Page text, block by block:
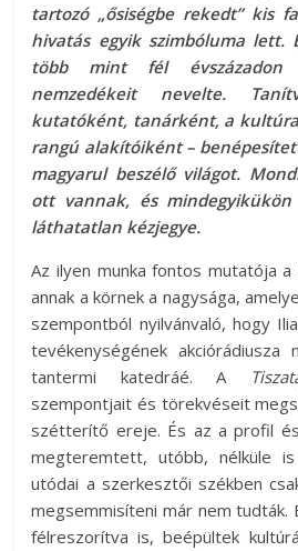
tartozó „ősiségbe rekedt” kis
hivatás egyik szimbóluma lett.
több mint fél évszázadon
nemzedékeit nevelte.
kutatóként, tanárként, a
rangú alakítóiként –
magyarul beszélő világot.
ott vannak, és
láthatatlan kézjegye.
Az ilyen munka fontos mutatója a
annak a körnek a nagysága,
szempontból nyilvánvaló, hogy
tevékenységének
tantermi katedráé. A
szempontjait és törekvéseit
szétterítő ereje. És az a profil
megteremtett, utóbb, nélküle
utódai a szerkesztői székben
megsemmisíteni már nem tudták.
félreszorítva is, beépültek